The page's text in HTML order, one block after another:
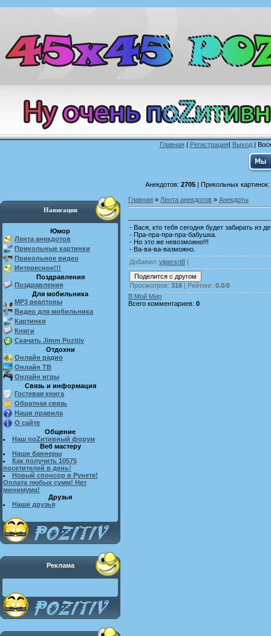
Главная| Регистрация| Выход|
Анекдотов: 2705| Прикольных картинок:
Навигация
Юмор
Лента анекдотов
Прикольные картинки
Прикольное видео
Интересное!!!
Поздравления
Поздравления
Для мобильника
MP3 реалтоны
Видео для мобильника
Картинки
Книги
Скачать Jimm Pozitiv
Отдохни
Онлайн радио
Онлайн ТВ
Онлайн игры
Связь и информация
Гостевая книга
Обратная связь
Наши правила
О сайте
Общение
Наш поZитивный форум
Веб мастеру
Наши баннеры
Как получить 10575
посетителей в день!
Новый спонсор в Рунете!
Оплата любых сумм! Нет
минимума!
Друзья
Наши друзья
Реклама
Главная » Лента анекдотов » Анекдоты
- Вася, кто тебя сегодня будет забирать из
- Пра-пра-пра-пра-бабушка.
- Но это же невозможно!!!
- Ва-ва-ва-вазможно.
Добавил: vipersrt8 |
Просмотров: 316 | Рейтинг: 0.0/0
В Мой Мир
Всего комментариев: 0